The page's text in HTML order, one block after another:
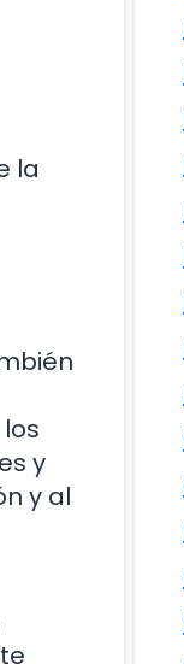
la
y
y al